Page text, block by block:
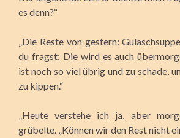
es denn?“
„Die Reste von gestern:
du fragst: Die wird es auch
ist noch so viel übrig und zu schade,
zu kippen.“
„Heute verstehe ich ja, aber
grübelte. „Können wir den Rest nicht